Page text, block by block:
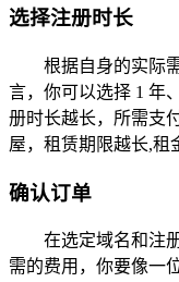
选择注册时长
根据自身的实际
言，你可以选择 1 年
册时长越长，所需支
屋，租赁期限越长,租
确认订单
在选定域名和注
需的费用，你要像一